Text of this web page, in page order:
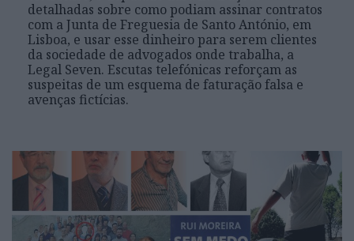
detalhadas sobre como podiam assinar contratos
com a Junta de Freguesia de Santo António, em
Lisboa, e usar esse dinheiro para serem clientes
da sociedade de advogados onde trabalha, a
Legal Seven. Escutas telefónicas reforçam as
suspeitas de um esquema de faturação falsa e
avenças fictícias.